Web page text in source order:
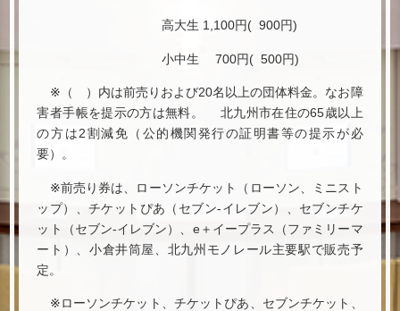
高大生 1,100円( 900円)
小中生 700円( 500円)
※（ ）内は前売りおよび20名以上の団体料金。なお障
害者手帳を提示の方は無料。 北九州市在住の65歳以上
の方は2割減免（公的機関発行の証明書等の提示が必
要）。
※前売り券は、ローソンチケット（ローソン、ミニスト
ップ）、チケットぴあ（セブン-イレブン）、セブンチケ
ット（セブン-イレブン）、e＋イープラス（ファミリーマ
ート）、小倉井筒屋、北九州モノレール主要駅で販売予
定。
※ローソンチケット、チケットぴあ、セブンチケット、